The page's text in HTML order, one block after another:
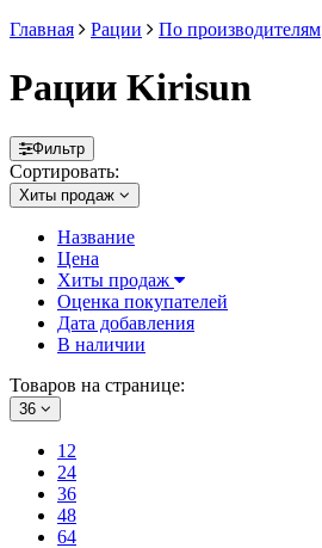
Главная
Рации По производителям
Рации Kirisun
Фильтр
Сортировать:
Хиты продаж
Название
Цена
Хиты продаж
Оценка покупателей
Дата добавления
В наличии
Товаров на странице:
36
12
24
36
48
64